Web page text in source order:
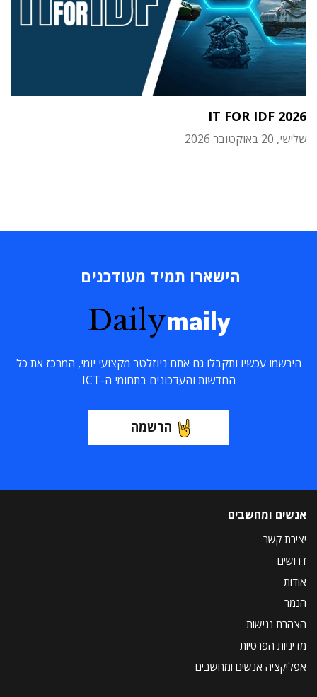
IT FOR IDF 2026
שלישי, 20 באוקטובר 2026
הישארו תמיד מעודכנים
Dailymaily
הירשמו עכשיו ותקבלו גם אתם ניוזלטר מקצועי יומי, המרכז את כל
החדשות והעדכונים בתחומי ה-ICT
הרשמה
אנשים ומחשבים
יצירת קשר
דרושים
אודות
הנמר
הצהרת נגישות
מדיניות הפרטיות
אפליקציה אנשים ומחשבים